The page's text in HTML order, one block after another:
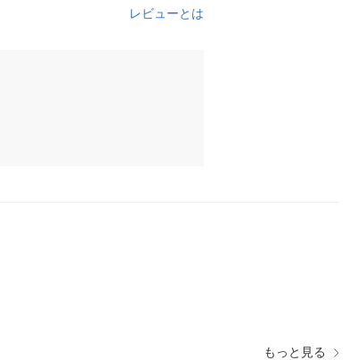
レビューとは
もっと見る